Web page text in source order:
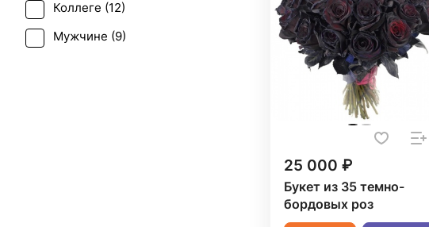
25 000 ₽
Букет из 35 темно-
бордовых роз
Коллеге (12)
Мужчине (9)